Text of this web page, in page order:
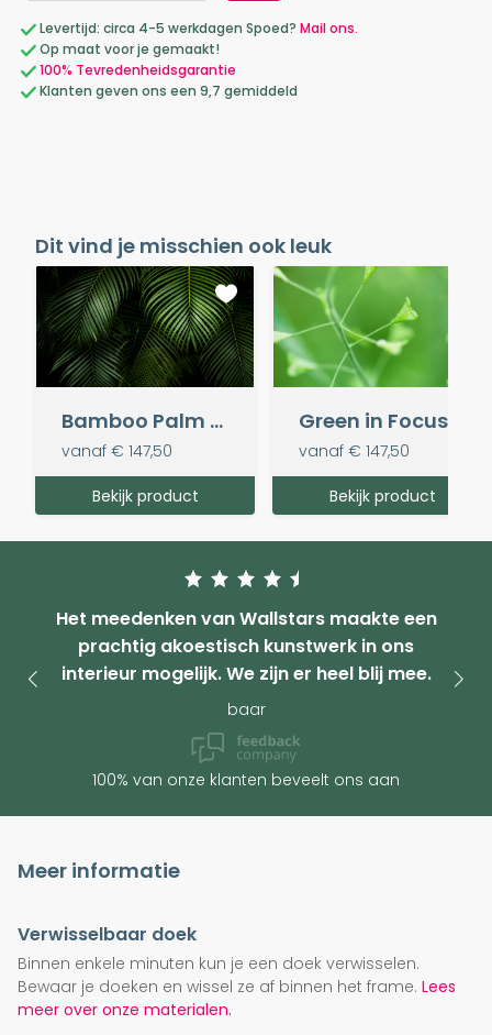
Levertijd: circa 4-5 werkdagen Spoed? Mail ons.
Op maat voor je gemaakt!
100% Tevredenheidsgarantie
Klanten geven ons een 9,7 gemiddeld
Dit vind je misschien ook leuk
Bamboo Palm Greens
vanaf € 147,50
Bekijk product
Green in Focus
vanaf € 147,50
Bekijk product
Het meedenken van Wallstars maakte een
prachtig akoestisch kunstwerk in ons
interieur mogelijk. We zijn er heel blij mee.
baar
100% van onze klanten beveelt ons aan
Meer informatie
Verwisselbaar doek
Binnen enkele minuten kun je een doek verwisselen.
Bewaar je doeken en wissel ze af binnen het frame. Lees
meer over onze materialen.